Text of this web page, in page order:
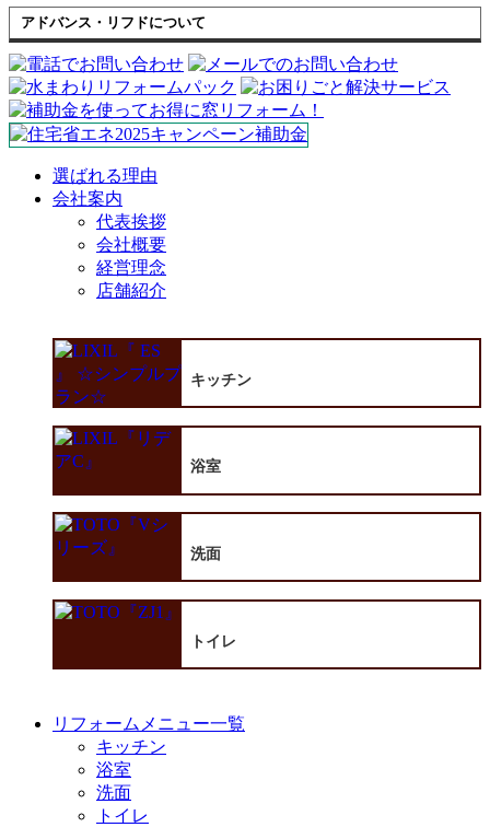
アドバンス・リフドについて
選ばれる理由
会社案内
代表挨拶
会社概要
経営理念
店舗紹介
キッチン
浴室
洗面
トイレ
リフォームメニュー一覧
キッチン
浴室
洗面
トイレ